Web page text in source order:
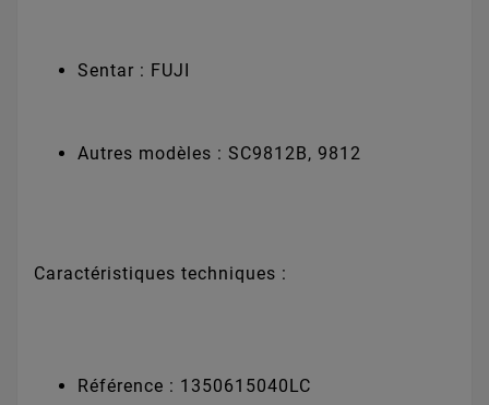
Sentar : FUJI
Autres modèles : SC9812B, 9812
Caractéristiques techniques :
Référence : 1350615040LC